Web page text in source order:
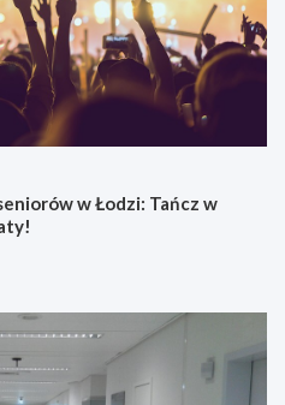
w Łodzi: Tańcz w